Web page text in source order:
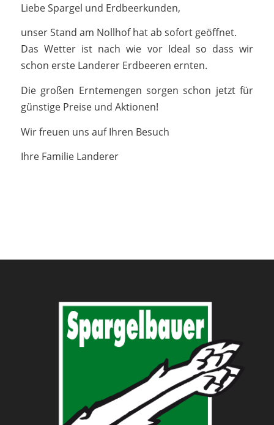
Liebe Spargel und Erdbeerkunden,
unser Stand am Nollhof hat ab sofort geöffnet.
Das Wetter ist nach wie vor Ideal so dass wir
schon erste Landerer Erdbeeren ernten.
Die großen Erntemengen sorgen schon jetzt für
günstige Preise und Aktionen!
Wir freuen uns auf Ihren Besuch
Ihre Familie Landerer